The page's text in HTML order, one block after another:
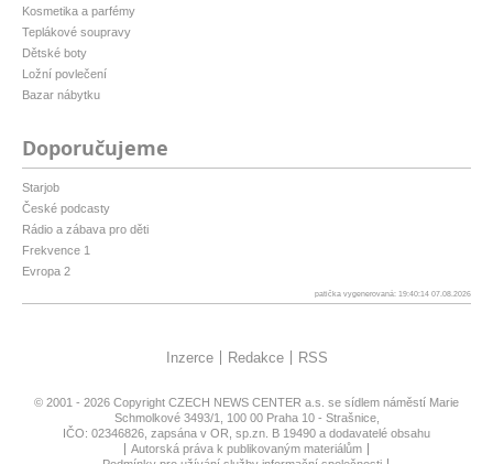
Kosmetika a parfémy
Teplákové soupravy
Dětské boty
Ložní povlečení
Bazar nábytku
Doporučujeme
Starjob
České podcasty
Rádio a zábava pro děti
Frekvence 1
Evropa 2
patička vygenerovaná: 19:40:14 07.08.2026
Inzerce Redakce RSS
© 2001 - 2026 Copyright CZECH NEWS CENTER a.s. se sídlem náměstí Marie
Schmolkové 3493/1, 100 00 Praha 10 - Strašnice,
IČO: 02346826, zapsána v OR, sp.zn. B 19490 a dodavatelé obsahu
Autorská práva k publikovaným materiálům